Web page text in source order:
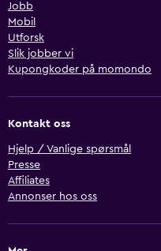
Jobb
Mobil
Utforsk
Slik jobber vi
Kupongkoder på momondo
Kontakt oss
Hjelp / Vanlige spørsmål
Presse
Affiliates
Annonser hos oss